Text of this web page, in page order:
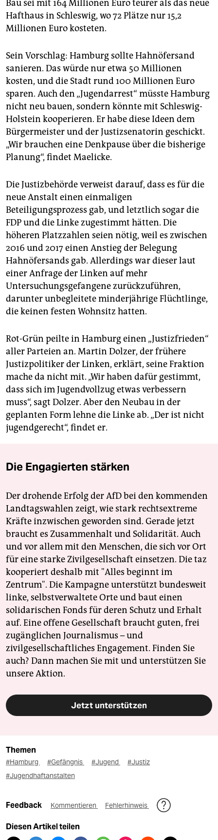
Bau sei mit 164 Millionen Euro teurer als das neue
Hafthaus in Schleswig, wo 72 Plätze nur 15,2
Millionen Euro kosteten.
Sein Vorschlag: Hamburg sollte Hahnöfersand
sanieren. Das würde nur etwa 50 Millionen
kosten, und die Stadt rund 100 Millionen Euro
sparen. Auch den „Jugendarrest“ müsste Hamburg
nicht neu bauen, sondern könnte mit Schleswig-
Holstein kooperieren. Er habe diese Ideen dem
Bürgermeister und der Justizsenatorin geschickt.
„Wir brauchen eine Denkpause über die bisherige
Planung“, findet Maelicke.
Die Justizbehörde verweist darauf, dass es für die
neue Anstalt einen einmaligen
Beteiligungsprozess gab, und letztlich sogar die
FDP und die Linke zugestimmt hätten. Die
höheren Platzzahlen seien nötig, weil es zwischen
2016 und 2017 einen Anstieg der Belegung
Hahnöfersands gab. Allerdings war dieser laut
einer Anfrage der Linken auf mehr
Untersuchungsgefangene zurückzuführen,
darunter unbegleitete minderjährige Flüchtlinge,
die keinen festen Wohnsitz hatten.
Rot-Grün peilte in Hamburg einen „Justizfrieden“
aller Parteien an. Martin Dolzer, der frühere
Justizpolitiker der Linken, erklärt, seine Fraktion
mache da nicht mit. „Wir haben dafür gestimmt,
dass sich im Jugendvollzug etwas verbessern
muss“, sagt Dolzer. Aber den Neubau in der
geplanten Form lehne die Linke ab. „Der ist nicht
jugendgerecht“, findet er.
Die Engagierten stärken
Der drohende Erfolg der AfD bei den kommenden
Landtagswahlen zeigt, wie stark rechtsextreme
Kräfte inzwischen geworden sind. Gerade jetzt
braucht es Zusammenhalt und Solidarität. Auch
und vor allem mit den Menschen, die sich vor Ort
für eine starke Zivilgesellschaft einsetzen. Die taz
kooperiert deshalb mit "Alles beginnt im
Zentrum". Die Kampagne unterstützt bundesweit
linke, selbstverwaltete Orte und baut einen
solidarischen Fonds für deren Schutz und Erhalt
auf. Eine offene Gesellschaft braucht guten, frei
zugänglichen Journalismus – und
zivilgesellschaftliches Engagement. Finden Sie
auch? Dann machen Sie mit und unterstützen Sie
unsere Aktion.
Jetzt unterstützen
Themen
#Hamburg #Gefängnis #Jugend
#Justiz
#Jugendhaftanstalten
Feedback Kommentieren Fehlerhinweis
Diesen Artikel teilen